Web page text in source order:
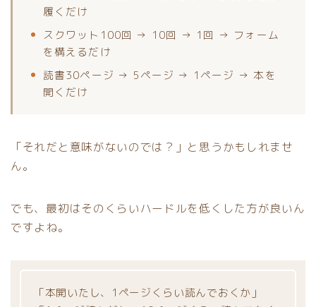
履くだけ
スクワット100回 → 10回 → 1回 → フォーム
を構えるだけ
読書30ページ → 5ページ → 1ページ → 本を
開くだけ
「それだと意味がないのでは？」と思うかもしれませ
ん。
でも、最初はそのくらいハードルを低くした方が良いん
ですよね。
「本開いたし、1ページくらい読んでおくか」